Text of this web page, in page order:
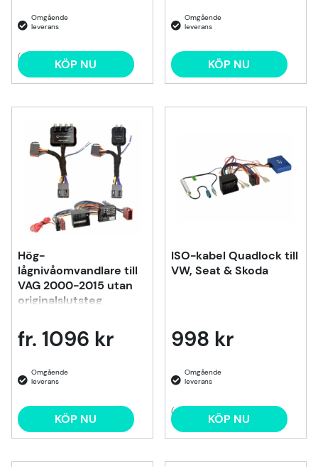
(3) KÖP NU KÖP NU
Hög-
lågnivåomvandlare till
VAG 2000-2015 utan
originalslutsteg
fr. 1096 kr
KÖP NU
ISO-kabel Quadlock till
VW, Seat & Skoda
998 kr
(2) KÖP NU